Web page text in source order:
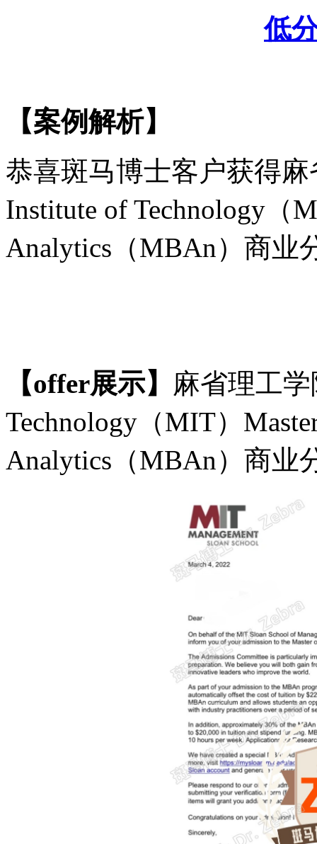
低
【案例解析】
恭喜斑马博士客户获得
Institute of Technology（
Analytics（MBAn）商业
【offer展示】 麻省理工
Technology（MIT）
Analytics（MBAn）商业